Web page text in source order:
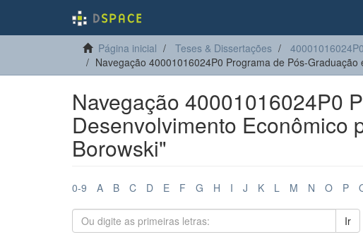
Página inicial Teses & Dissertações
Navegação 40001016024P0 Programa de Pós-
Navegação 40001016024P0
Desenvolvimento Econômico
Borowski"
0-9 A B C D E F G H I J K L M N O P
Ir